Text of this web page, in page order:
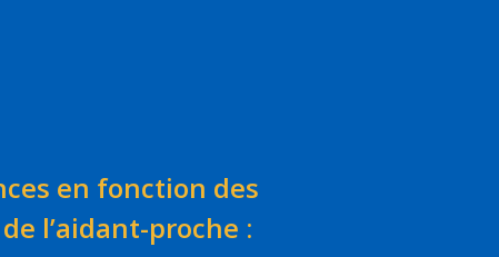
en fonction des
l’aidant-proche :